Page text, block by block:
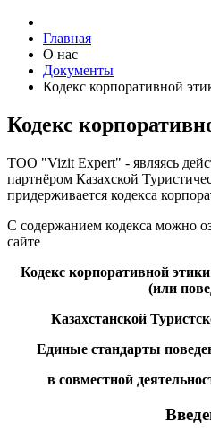
Главная
О нас
Документы
Кодекс корпоративной
Кодекс
ТОО "Vizit Expert" - являясь
партнёром Казахской
придерживается кодекса
С содержанием кодекса можно
сайте
Кодекс корпоративной
(или
Казахстанской
Единые стандарты
в совместной